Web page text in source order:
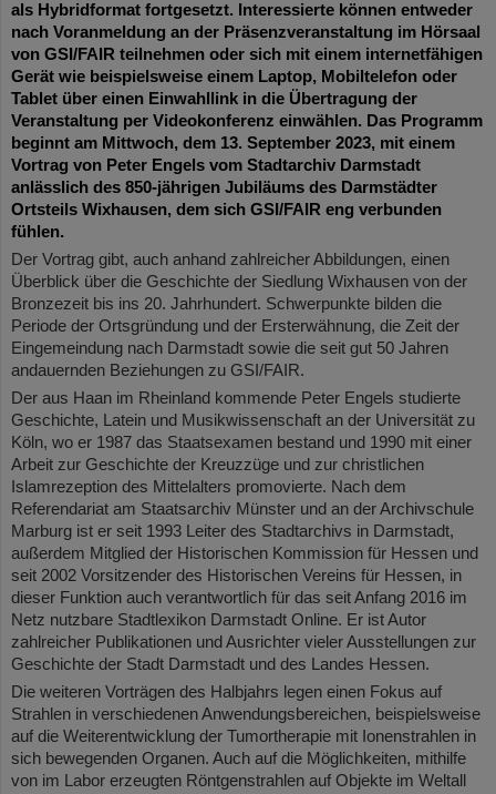
als Hybridformat fortgesetzt. Interessierte können entweder
nach Voranmeldung an der Präsenzveranstaltung im Hörsaal
von GSI/FAIR teilnehmen oder sich mit einem internetfähigen
Gerät wie beispielsweise einem Laptop, Mobiltelefon oder
Tablet über einen Einwahllink in die Übertragung der
Veranstaltung per Videokonferenz einwählen. Das Programm
beginnt am Mittwoch, dem 13. September 2023, mit einem
Vortrag von Peter Engels vom Stadtarchiv Darmstadt
anlässlich des 850-jährigen Jubiläums des Darmstädter
Ortsteils Wixhausen, dem sich GSI/FAIR eng verbunden
fühlen.
Der Vortrag gibt, auch anhand zahlreicher Abbildungen, einen
Überblick über die Geschichte der Siedlung Wixhausen von der
Bronzezeit bis ins 20. Jahrhundert. Schwerpunkte bilden die
Periode der Ortsgründung und der Ersterwähnung, die Zeit der
Eingemeindung nach Darmstadt sowie die seit gut 50 Jahren
andauernden Beziehungen zu GSI/FAIR.
Der aus Haan im Rheinland kommende Peter Engels studierte
Geschichte, Latein und Musikwissenschaft an der Universität zu
Köln, wo er 1987 das Staatsexamen bestand und 1990 mit einer
Arbeit zur Geschichte der Kreuzzüge und zur christlichen
Islamrezeption des Mittelalters promovierte. Nach dem
Referendariat am Staatsarchiv Münster und an der Archivschule
Marburg ist er seit 1993 Leiter des Stadtarchivs in Darmstadt,
außerdem Mitglied der Historischen Kommission für Hessen und
seit 2002 Vorsitzender des Historischen Vereins für Hessen, in
dieser Funktion auch verantwortlich für das seit Anfang 2016 im
Netz nutzbare Stadtlexikon Darmstadt Online. Er ist Autor
zahlreicher Publikationen und Ausrichter vieler Ausstellungen zur
Geschichte der Stadt Darmstadt und des Landes Hessen.
Die weiteren Vorträgen des Halbjahrs legen einen Fokus auf
Strahlen in verschiedenen Anwendungsbereichen, beispielsweise
auf die Weiterentwicklung der Tumortherapie mit Ionenstrahlen in
sich bewegenden Organen. Auch auf die Möglichkeiten, mithilfe
von im Labor erzeugten Röntgenstrahlen auf Objekte im Weltall